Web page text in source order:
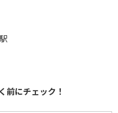
前にチェック！